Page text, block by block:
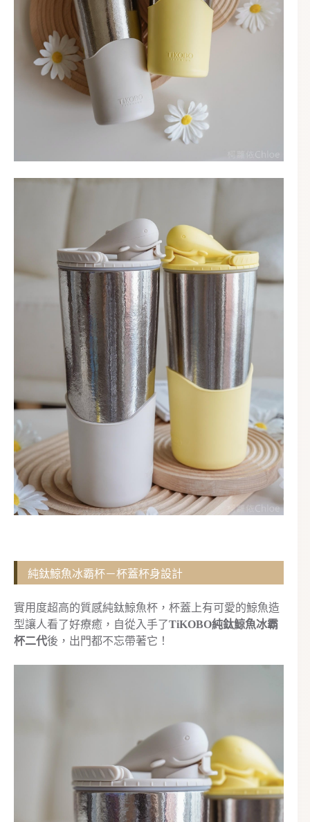
純鈦鯨魚冰霸杯－杯蓋杯身設計
實用度超高的質感純鈦鯨魚杯，杯蓋上有可愛的鯨魚造
型讓人看了好療癒，自從入手了TiKOBO純鈦鯨魚冰霸
杯二代後，出門都不忘帶著它！